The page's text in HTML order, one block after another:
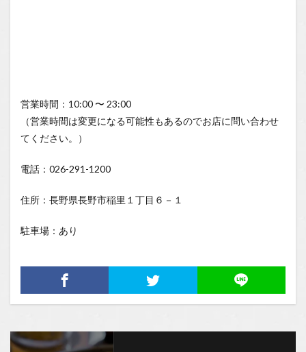
営業時間：10:00 〜 23:00
（営業時間は変更になる可能性もあるのでお店に問い合わせ
てください。）
電話：026-291-1200
住所：長野県長野市稲里１丁目６－１
駐車場：あり